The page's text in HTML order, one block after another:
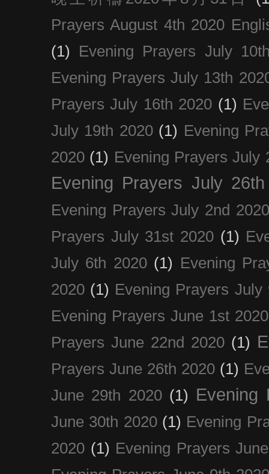
Prayers August 4th 2020
(1)
Evening Prayers July
Evening Prayers July 13th
Prayers July 16th 2020 (1)
July 19th 2020 (1) Evening
2020 (1) Evening Prayers July
Evening Prayers July
Evening Prayers July 2nd 2020
Prayers July 31st 2020 (1)
July 6th 2020 (1) Evening
2020 (1) Evening Prayers July
Evening Prayers June 1st 2020
Prayers June 22nd 2020 (1)
Prayers June 26th 2020 (1)
June 29th 2020 (1) Evening
June 30th 2020 (1) Evening
2020 (1) Evening Prayers